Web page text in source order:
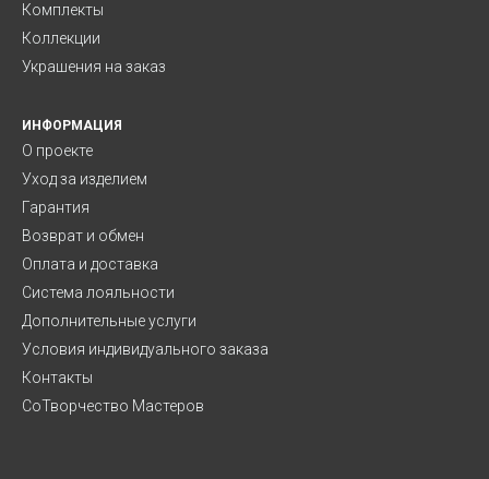
Комплекты
Коллекции
Украшения на заказ
ИНФОРМАЦИЯ
О проекте
Уход за изделием
Гарантия
Возврат и обмен
Оплата и доставка
Система лояльности
Дополнительные услуги
Условия индивидуального заказа
Контакты
СоТворчество Мастеров